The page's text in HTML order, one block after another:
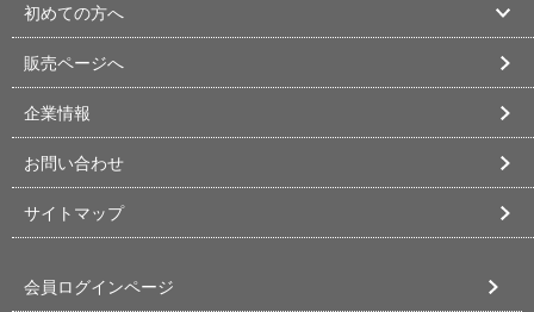
初めての方へ
販売ページへ
企業情報
お問い合わせ
サイトマップ
会員ログインページ